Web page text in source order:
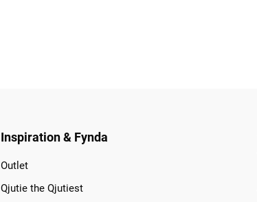
Inspiration & Fynda
Outlet
Qjutie the Qjutiest